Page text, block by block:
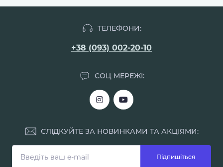
ТЕЛЕФОНИ:
+38 (093) 002-20-10
СОЦ МЕРЕЖІ:
СЛІДКУЙТЕ ЗА НОВИНКАМИ ТА АКЦІЯМИ:
Підпишіться